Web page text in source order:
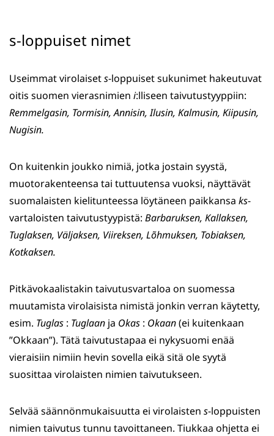
s-loppuiset nimet
Useimmat virolaisets-loppuiset sukunimet hakeutuvat
oitis suomen vierasnimien i:lliseen taivutustyyppiin:
Remmelgasin, Tormisin, Annisin, Ilusin, Kalmusin, Kiipusin,
Nugisin.
On kuitenkin joukko nimiä, jotka jostain syystä,
muotorakenteensa tai tuttuutensa vuoksi, näyttävät
suomalaisten kielitunteessa löytäneen paikkansa ks-
vartaloisten taivutustyypistä: Barbaruksen, Kallaksen,
Tuglaksen, Väljaksen, Viireksen, Lõhmuksen, Tobiaksen,
Kotkaksen.
Pitkävokaalistakin taivutusvartaloa on suomessa
muutamista virolaisista nimistä jonkin verran käytetty,
esim. Tuglas : Tuglaan ja Okas : Okaan(ei kuitenkaan
”Okkaan”). Tätä taivutustapaa ei nykysuomi enää
vieraisiin nimiin hevin sovella eikä sitä ole syytä
suosittaa virolaisten nimien taivutukseen.
Selvää säännönmukaisuutta ei virolaisten s-loppuisten
nimien taivutus tunnu tavoittaneen. Tiukkaa ohjetta ei